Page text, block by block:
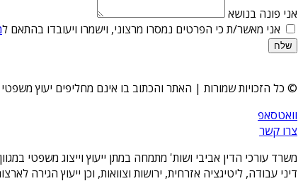
אני פונה בנושא
אני מאשר/ת כי הפרטים נמסרו מרצוני, וישמרו ויעובדו בהתאם ל
שלח
© כל הזכויות שמורות | האתר והכתוב בו אינם מחליפים יעוץ משפטי
וואטסאפ
צרו קשר
משרד עורכי הדין אביבי ושות' מתמחה במתן ייעוץ וייצוג משפטי
דיני עבודה, ליטיגציה אזרחית, ירושות וצוואות, וכן ייעוץ הגירה